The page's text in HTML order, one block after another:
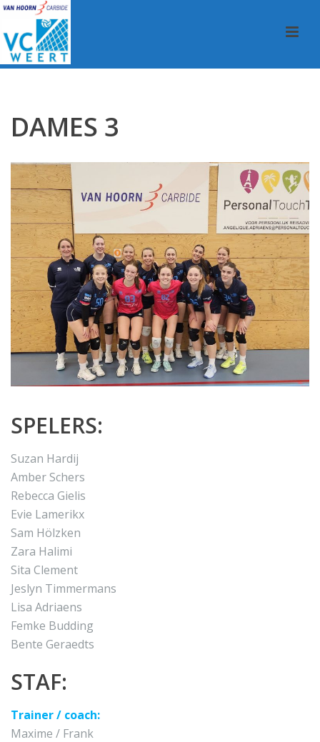
DAMES 3
SPELERS:
Suzan Hardij
Amber Schers
Rebecca Gielis
Evie Lamerikx
Sam Hölzken
Zara Halimi
Sita Clement
Jeslyn Timmermans
Lisa Adriaens
Femke Budding
Bente Geraedts
STAF:
Trainer / coach:
Maxime / Frank